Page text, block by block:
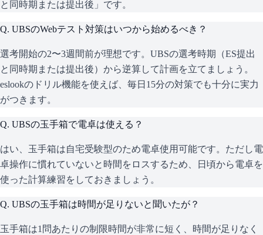
と同時期または提出後」です。
Q. UBSのWebテスト対策はいつから始めるべき？
選考開始の2〜3週間前が理想です。UBSの選考時期（ES提出
と同時期または提出後）から逆算して計画を立てましょう。
eslookのドリル機能を使えば、毎日15分の対策でも十分に実力
がつきます。
Q. UBSの玉手箱で電卓は使える？
はい、玉手箱は自宅受験型のため電卓使用可能です。ただし電
卓操作に慣れていないと時間をロスするため、日頃から電卓を
使った計算練習をしておきましょう。
Q. UBSの玉手箱は時間が足りないと聞いたが？
玉手箱は1問あたりの制限時間が非常に短く、時間が足りなく